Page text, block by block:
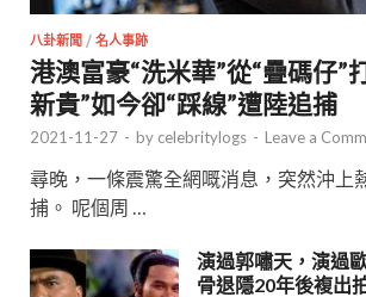
八卦新聞 / 名人事跡
港澳富豪“洗米華”從“疊碼仔”
新貴”如今卻“踩線”遭陸追捕
2021-11-27 - by celebritylogs - Leave a
尋晚，一條震驚全網嘅消息，突然沖上
捕。 呢個周 …
演過郭嘯天，演過
骨退隱20年後複出